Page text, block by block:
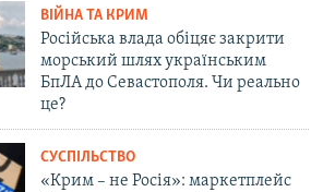
ВІЙНА ТА КРИМ
Російська влада обіцяє закрити
морський шлях українським
БпЛА до Севастополя. Чи реально
це?
СУСПІЛЬСТВО
«Крим – не Росія»: маркетплейс